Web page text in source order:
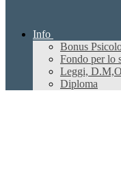
Info
Bonus
Fondo per lo
Leggi,
Diploma